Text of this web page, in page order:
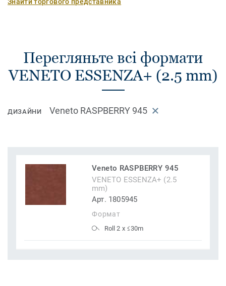
Перегляньте всі формати
VENETO ESSENZA+ (2.5 mm)
ДИЗАЙНИ Veneto RASPBERRY 945
Veneto RASPBERRY 945
VENETO ESSENZA+ (2.5
mm)
Арт. 1805945
Формат
Roll 2 x ≤30m